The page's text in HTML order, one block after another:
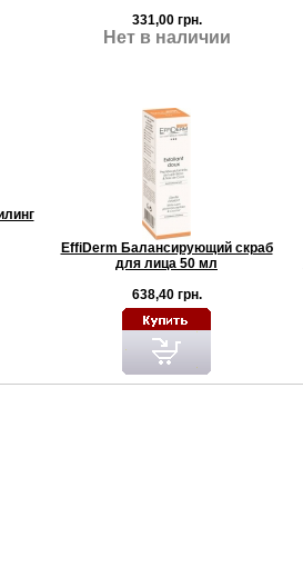
331,00 грн.
Нет в наличии
EffiDerm Балансирующий скраб
для лица 50 мл
638,40 грн.